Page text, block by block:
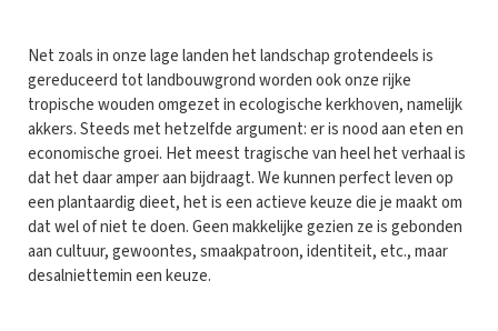
Net zoals in onze lage landen het landschap grotendeels is
gereduceerd tot landbouwgrond worden ook onze rijke
tropische wouden omgezet in ecologische kerkhoven, namelijk
akkers. Steeds met hetzelfde argument: er is nood aan eten en
economische groei. Het meest tragische van heel het verhaal is
dat het daar amper aan bijdraagt. We kunnen perfect leven op
een plantaardig dieet, het is een actieve keuze die je maakt om
dat wel of niet te doen. Geen makkelijke gezien ze is gebonden
aan cultuur, gewoontes, smaakpatroon, identiteit, etc., maar
desalniettemin een keuze.